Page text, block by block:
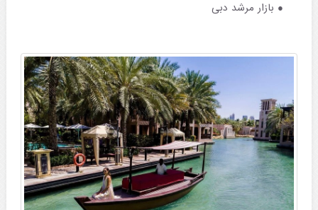
بازار مرشد دبی